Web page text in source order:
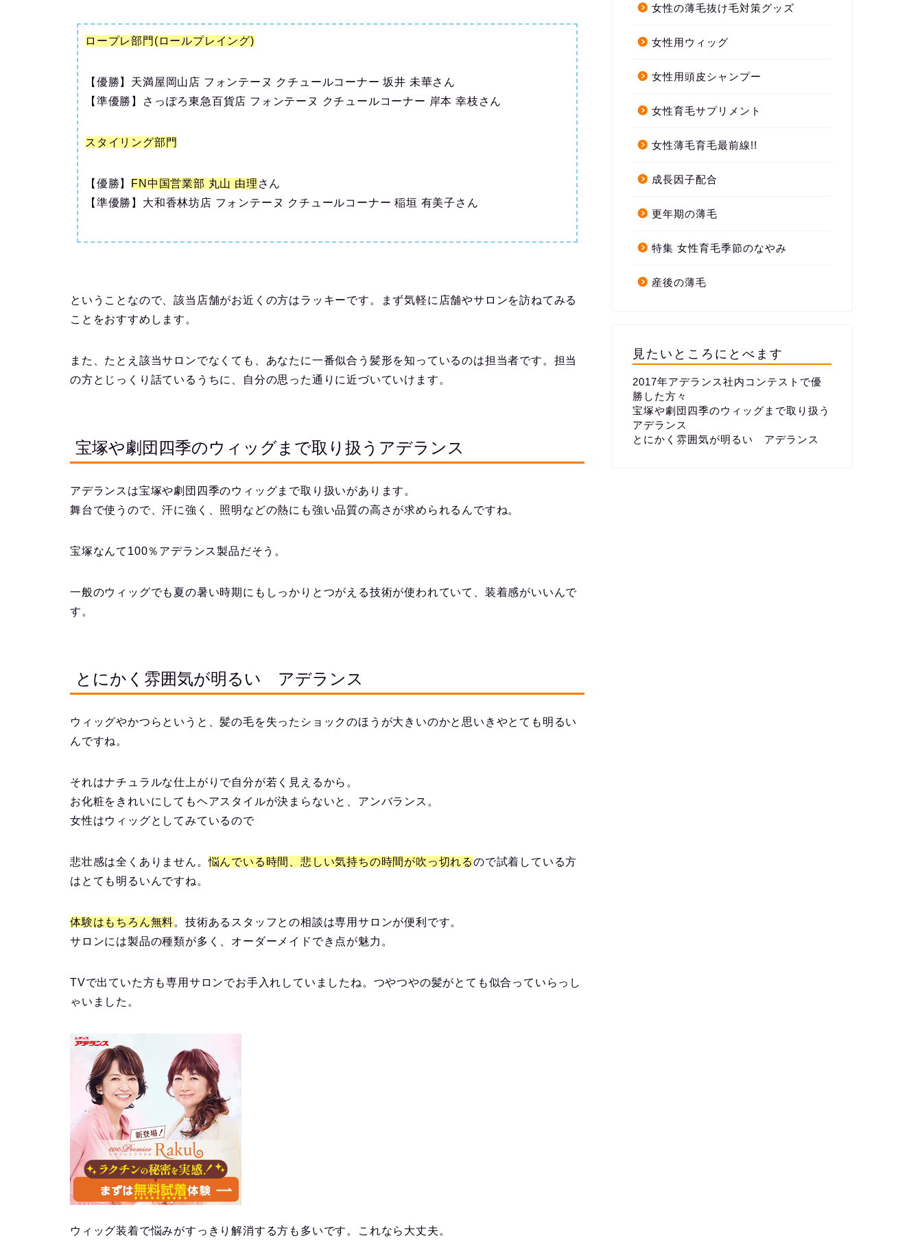
ロープレ部門(ロールプレイング)
【優勝】天満屋岡山店 フォンテーヌ クチュールコーナー 坂井 未華さん
【準優勝】さっぽろ東急百貨店 フォンテーヌ クチュールコーナー 岸本 幸枝さん
スタイリング部門
【優勝】 FN中国営業部 丸山 由理 さん
【準優勝】大和香林坊店 フォンテーヌ クチュールコーナー 稲垣 有美子さん
ということなので、該当店舗がお近くの方はラッキーです。まず気軽に店舗やサロンを訪ねてみる
ことをおすすめします。
また、たとえ該当サロンでなくても、あなたに一番似合う髪形を知っているのは担当者です。担当
の方とじっくり話ているうちに、自分の思った通りに近づいていけます。
宝塚や劇団四季のウィッグまで取り扱うアデランス
アデランスは宝塚や劇団四季のウィッグまで取り扱いがあります。
舞台で使うので、汗に強く、照明などの熱にも強い品質の高さが求められるんですね。
宝塚なんて100％アデランス製品だそう。
一般のウィッグでも夏の暑い時期にもしっかりとつがえる技術が使われていて、装着感がいいんで
す。
とにかく雰囲気が明るい アデランス
ウィッグやかつらというと、髪の毛を失ったショックのほうが大きいのかと思いきやとても明るい
んですね。
それはナチュラルな仕上がりで自分が若く見えるから。
お化粧をきれいにしてもヘアスタイルが決まらないと、アンバランス。
女性はウィッグとしてみているので
悲壮感は全くありません。悩んでいる時間、悲しい気持ちの時間が吹っ切れるので試着している方
はとても明るいんですね。
体験はもちろん無料。技術あるスタッフとの相談は専用サロンが便利です。
サロンには製品の種類が多く、オーダーメイドでき点が魅力。
TVで出ていた方も専用サロンでお手入れしていましたね。つやつやの髪がとても似合っていらっし
ゃいました。
ウィッグ装着で悩みがすっきり解消する方も多いです。これなら大丈夫。
女性の薄毛抜け毛対策グッズ
女性用ウィッグ
女性用頭皮シャンプー
女性育毛サプリメント
女性薄毛育毛最前線!!
成長因子配合
更年期の薄毛
特集 女性育毛季節のなやみ
産後の薄毛
見たいところにとべます
2017年アデランス社内コンテストで優
勝した方々
宝塚や劇団四季のウィッグまで取り扱う
アデランス
とにかく雰囲気が明るい アデランス